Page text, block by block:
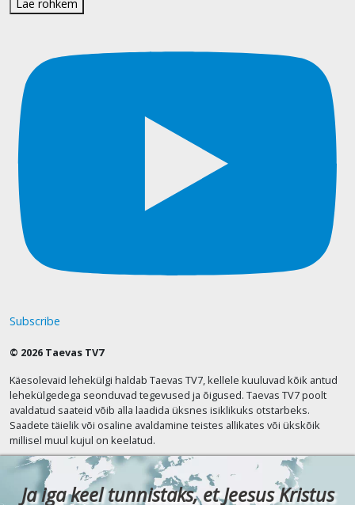
Lae rohkem
Subscribe
© 2026 Taevas TV7
Käesolevaid lehekülgi haldab Taevas TV7, kellele kuuluvad kõik antud
lehekülgedega seonduvad tegevused ja õigused. Taevas TV7 poolt
avaldatud saateid võib alla laadida üksnes isiklikuks otstarbeks.
Saadete täielik või osaline avaldamine teistes allikates või ükskõik
millisel muul kujul on keelatud.
Ja iga keel tunnistaks, et Jeesus Kristus